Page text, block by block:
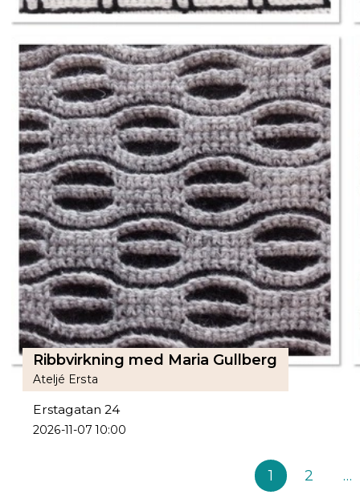
Ribbvirkning med Maria Gullberg
Ateljé Ersta
Erstagatan 24
2026-11-07 10:00
1 2 …